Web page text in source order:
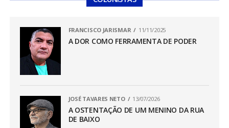
FRANCISCO JARISMAR 11/11/2025
A DOR COMO FERRAMENTA DE PODER
JOSÉ TAVARES NETO 13/07/2026
A OSTENTAÇÃO DE UM MENINO DA RUA
DE BAIXO